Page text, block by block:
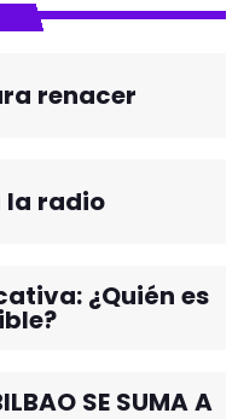
renacer
la radio
¿Quién es
SE SUMA A